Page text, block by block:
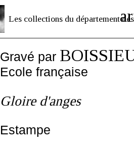
Les collections du département des
Gravé par
Ecole française
Gloire d'anges
Estampe